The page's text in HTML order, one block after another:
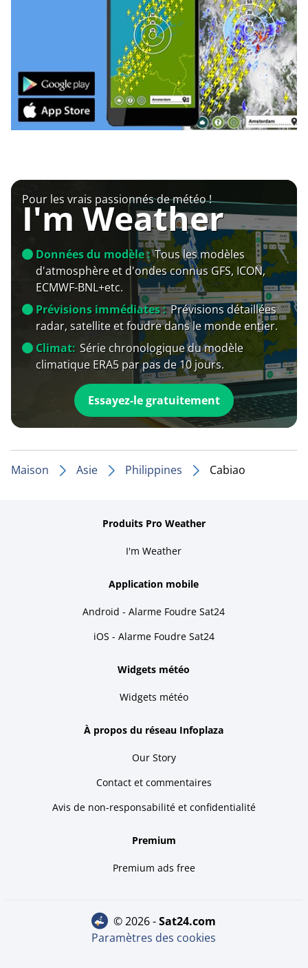
Pour les vrais passionnés de météo !
I'm Weather
Données du modèle : Tous les modèles
d'atmosphère et d'ondes connus GFS, ICON,
ECMWF-BNL+etc.
Prévisions immédiates : Prévisions détaillées
radar, satellite et foudre dans le monde entier.
Climat: Série chronologique du modèle
climatique ERA5 par pas de 10 jours.
Essayez-le gratuitement
Maison Asie Philippines Cabiao
Produits Pro Weather
I'm Weather
Application mobile
Android - Alarme Foudre Sat24
iOS - Alarme Foudre Sat24
Widgets météo
Widgets météo
À propos du réseau Infoplaza
Our Story
Contact et commentaires
Avis de non-responsabilité et confidentialité
Premium
Premium ads free
© 2026 - sat24.com
Paramètres des cookies